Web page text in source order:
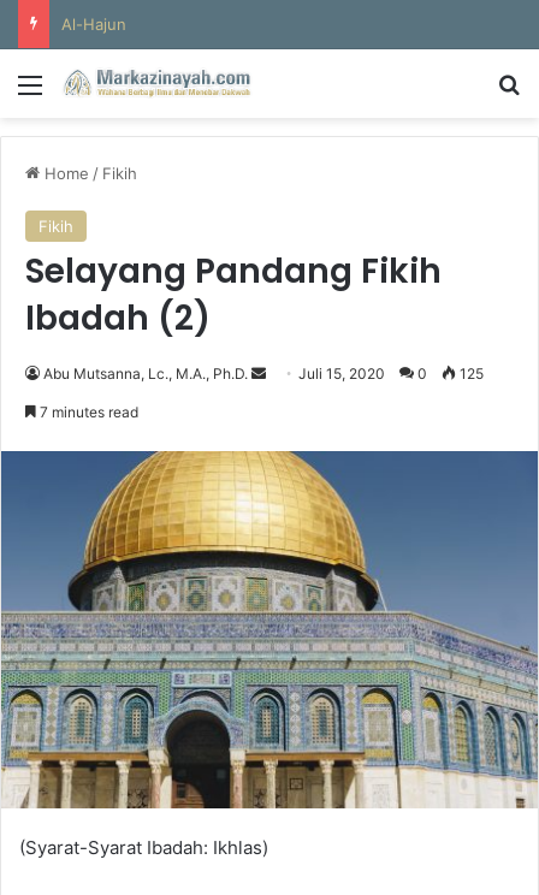
Al-Hajun
Menu
Home / Fikih
Fikih
Selayang Pandang Fikih
Ibadah (2)
Abu Mutsanna, Lc., M.A., Ph.D.
d
a
n
e
m
a
i
l
Juli 15, 2020 0 125
7 minutes read
(Syarat-Syarat Ibadah: Ikhlas)